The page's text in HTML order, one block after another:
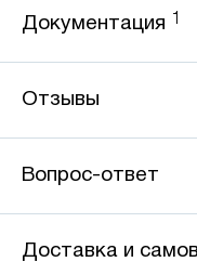
Документация 1
Отзывы
Вопрос-ответ
Доставка и